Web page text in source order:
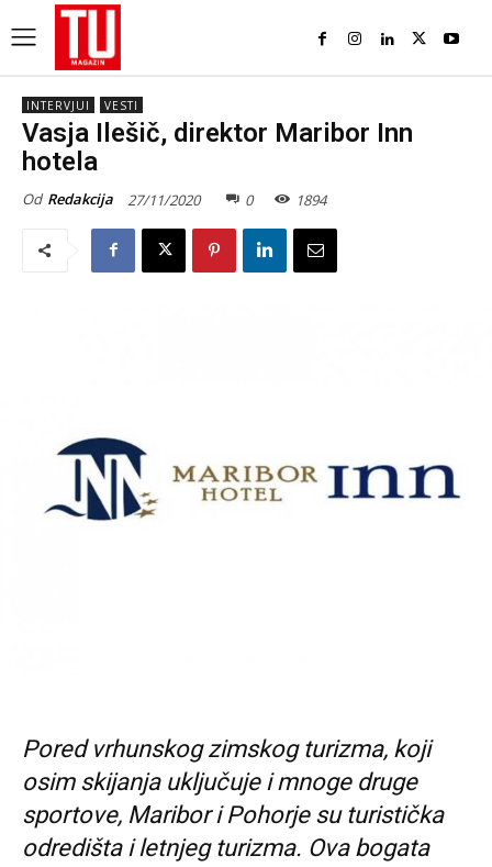
INTERVJUI VESTI
Vasja Ilešič, direktor Maribor Inn
hotela
Od Redakcija 27/11/2020 0 1894
Pored vrhunskog zimskog turizma, koji
osim skijanja uključuje i mnoge druge
sportove, Maribor i Pohorje su turistička
odredišta i letnjeg turizma. Ova bogata